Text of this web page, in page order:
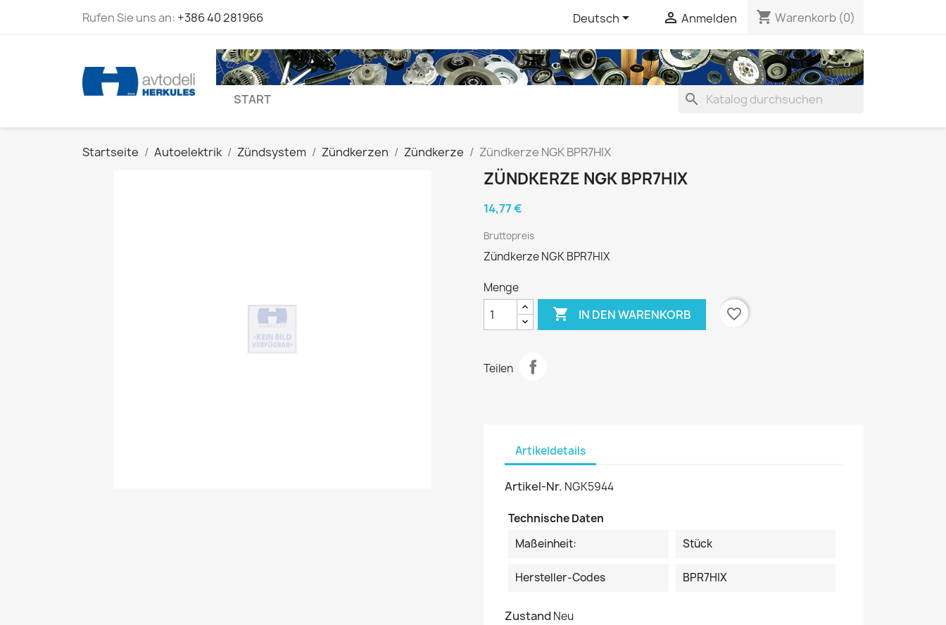
Rufen Sie uns an: +386 40 281966 Deutsch  Anmelden shopping_cart Warenkorb (0)
START search
Startseite Autoelektrik Zündsystem Zündkerzen Zündkerze Zündkerze NGK BPR7HIX
ZÜNDKERZE NGK BPR7HIX
14,77 €
Bruttopreis
Zündkerze NGK BPR7HIX
Menge
 IN DEN WARENKORB favorite_border
Teilen
Artikeldetails
Artikel-Nr. NGK5944
Technische Daten
Maßeinheit:
Stück
Hersteller-Codes BPR7HIX
Zustand Neu